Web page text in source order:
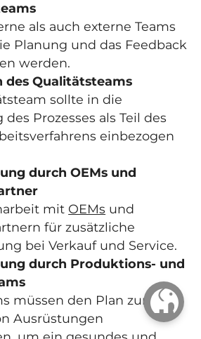
als auch externe Teams
Planung und das Feedback
werden.
des Qualitätsteams
sollte in die
Prozesses als Teil des
einbezogen
durch OEMs und
mit OEMs und
für zusätzliche
bei Verkauf und Service.
durch Produktions- und
müssen den Plan zur
Ausrüstungen